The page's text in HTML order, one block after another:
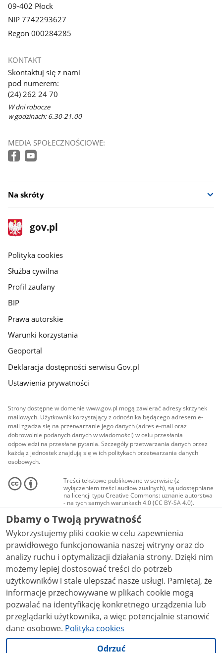
09-402 Płock
NIP 7742293627
Regon 000284285
KONTAKT
Skontaktuj się z nami
pod numerem:
(24) 262 24 70
W dni robocze
w godzinach: 6.30-21.00
MEDIA SPOŁECZNOŚCIOWE:
Na skróty
stopka
gov.pl
Strona
gov.pl
gov.pl
Polityka cookies
Służba cywilna
Profil zaufany
BIP
Prawa autorskie
Warunki korzystania
Geoportal
Deklaracja dostępności serwisu Gov.pl
Ustawienia prywatności
Strony dostępne w domenie www.gov.pl mogą zawierać adresy skrzynek
mailowych. Użytkownik korzystający z odnośnika będącego adresem e-
mail zgadza się na przetwarzanie jego danych (adres e-mail oraz
dobrowolnie podanych danych w wiadomości) w celu przesłania
odpowiedzi na przesłane pytania. Szczegóły przetwarzania danych przez
każdą z jednostek znajdują się w ich politykach przetwarzania danych
osobowych.
Treści tekstowe publikowane w serwisie (z
wyłączeniem treści audiowizualnych), są udostępniane
na licencji typu Creative Commons: uznanie autorstwa
- na tych samych warunkach 4.0 (CC BY-SA 4.0).
Materiały audiowizualne, w tym zdjęcia, materiały
audio i wideo, są udostępniane na licencji typu
Creative Commons: uznanie autorstwa użycie
niekomercyjne - bez utworów zależnych 4.0 (CC BY-
NC-ND 4.0), o ile nie jest to stwierdzone inaczej.
Dbamy o Twoją prywatność
Wykorzystujemy pliki cookie w celu zapewnienia
prawidłowego funkcjonowania naszej witryny oraz do
analizy ruchu i optymalizacji działania strony. Dzięki nim
możemy lepiej dostosować treści do potrzeb
użytkowników i stale ulepszać nasze usługi. Pamiętaj, że
informacje przechowywane w plikach cookie mogą
pozwalać na identyfikację konkretnego urządzenia lub
przeglądarki użytkownika, a więc potencjalnie stanowić
dane osobowe. Polityka cookies
Odrzuć